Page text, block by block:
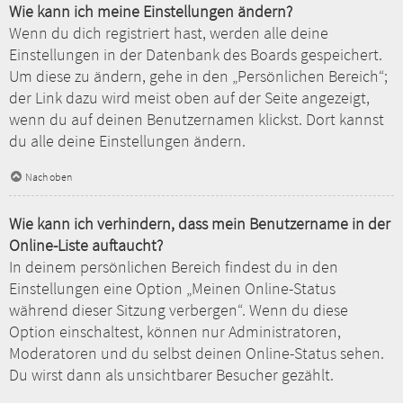
Wie kann ich meine Einstellungen ändern?
Wenn du dich registriert hast, werden alle deine
Einstellungen in der Datenbank des Boards gespeichert.
Um diese zu ändern, gehe in den „Persönlichen Bereich“;
der Link dazu wird meist oben auf der Seite angezeigt,
wenn du auf deinen Benutzernamen klickst. Dort kannst
du alle deine Einstellungen ändern.
Nach oben
Wie kann ich verhindern, dass mein Benutzername in der
Online-Liste auftaucht?
In deinem persönlichen Bereich findest du in den
Einstellungen eine Option „Meinen Online-Status
während dieser Sitzung verbergen“. Wenn du diese
Option einschaltest, können nur Administratoren,
Moderatoren und du selbst deinen Online-Status sehen.
Du wirst dann als unsichtbarer Besucher gezählt.